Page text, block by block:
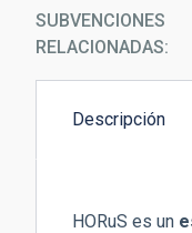
SUBVENCIONES
RELACIONADAS:
Descripción
HORuS es un